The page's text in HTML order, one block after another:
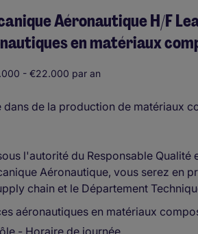
Aéronautique H/F
en matériaux
- €22.000 par an
de la production de matériaux
l'autorité du Responsable Qualité
Aéronautique, vous serez en
chain et le Département
aéronautiques en matériaux